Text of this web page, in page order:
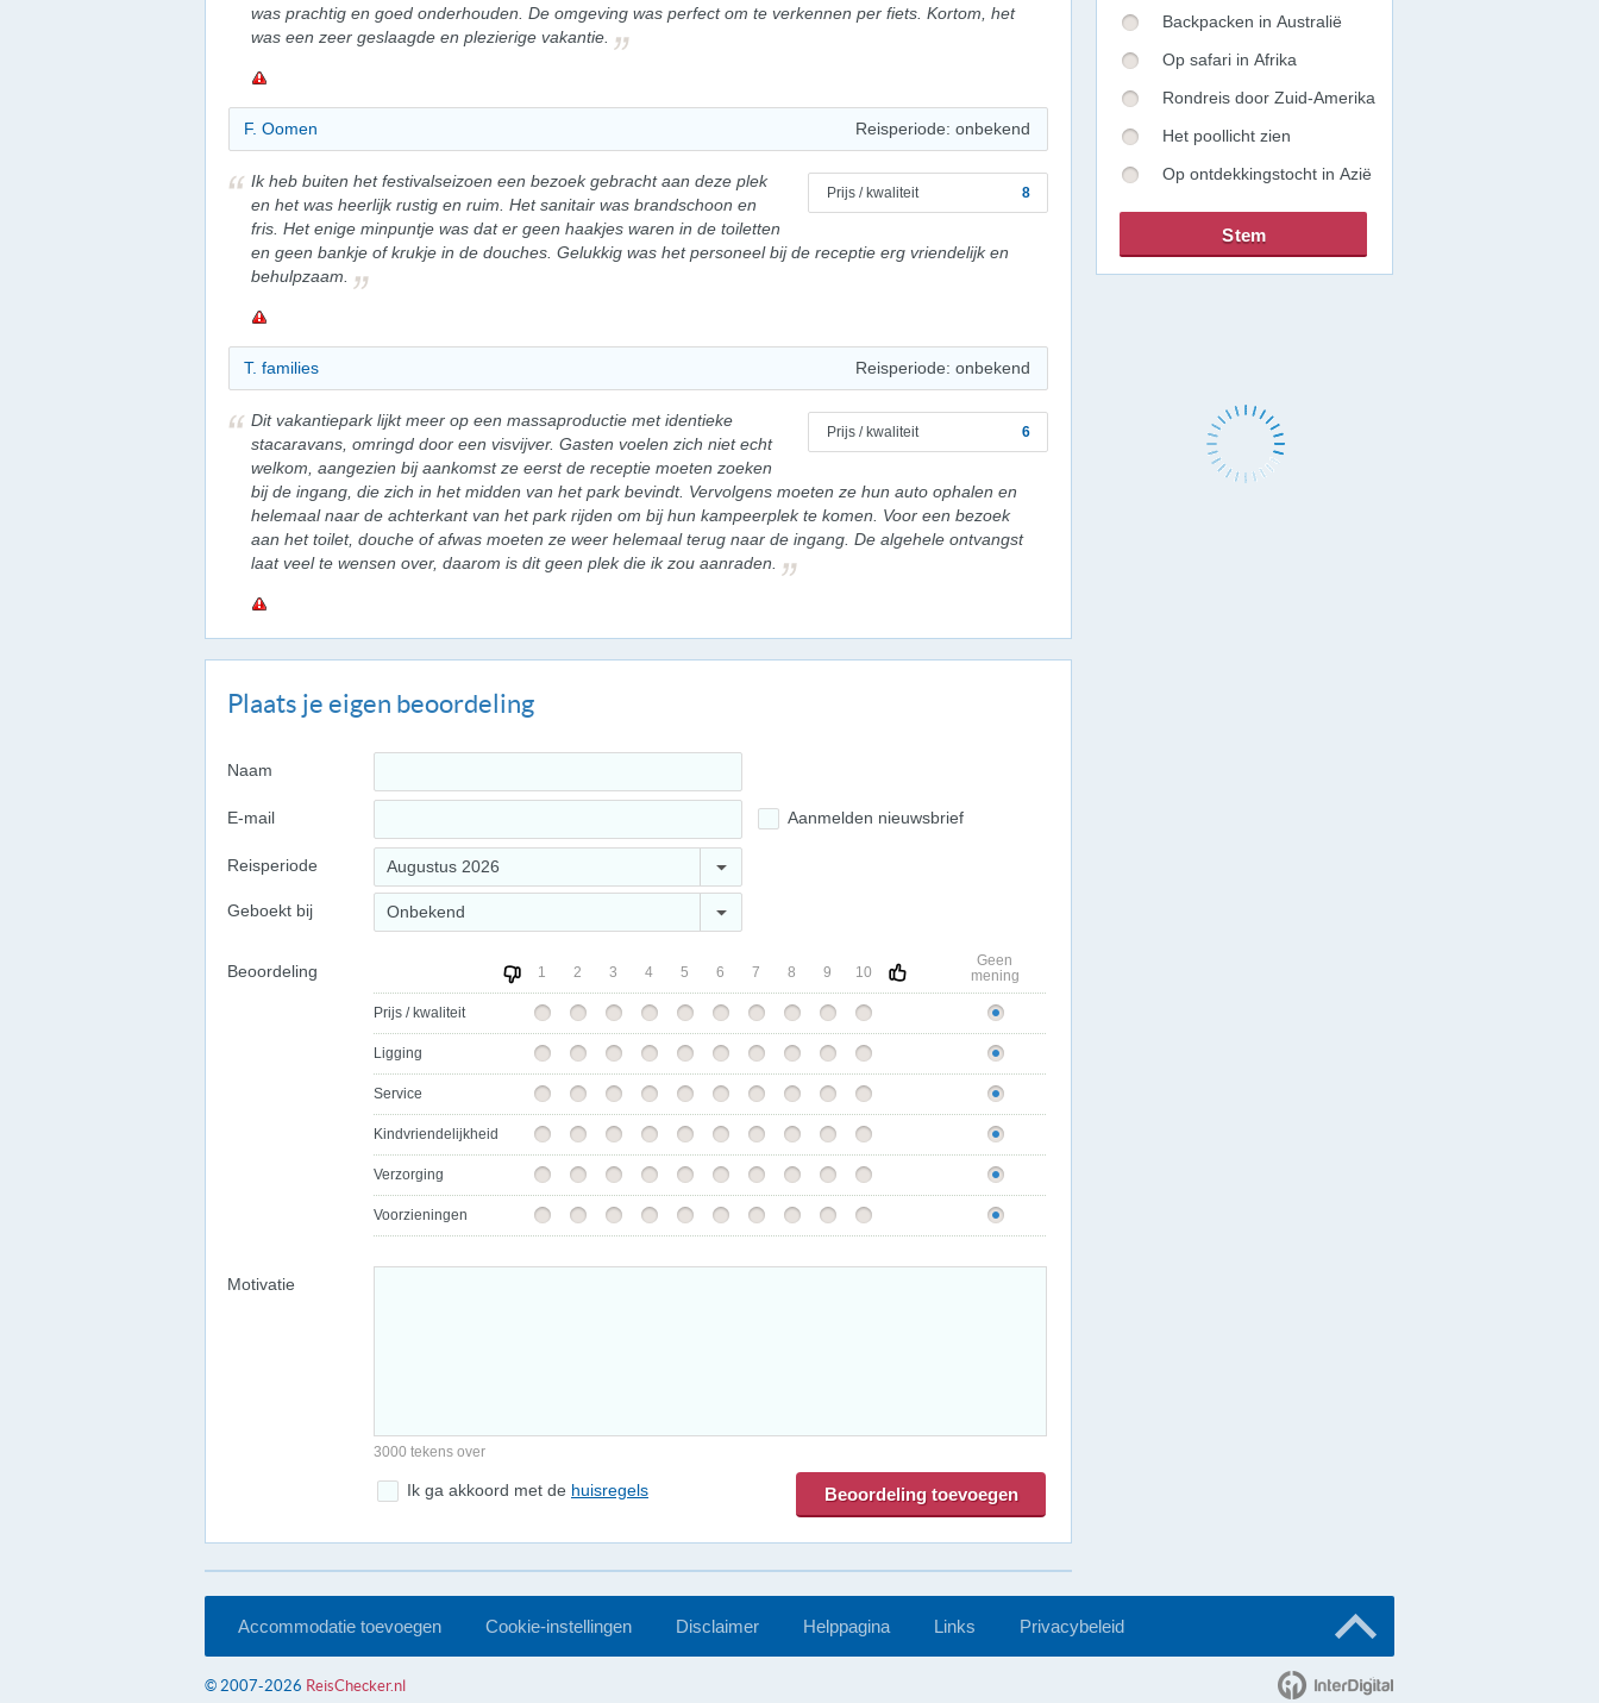
was prachtig en goed onderhouden. De omgeving was perfect om te verkennen per fiets. Kortom, het
was een zeer geslaagde en plezierige vakantie.
F. Oomen Reisperiode: onbekend
Prijs / kwaliteit 8
Ik heb buiten het festivalseizoen een bezoek gebracht aan deze plek
en het was heerlijk rustig en ruim. Het sanitair was brandschoon en
fris. Het enige minpuntje was dat er geen haakjes waren in de toiletten
en geen bankje of krukje in de douches. Gelukkig was het personeel bij de receptie erg vriendelijk en
behulpzaam.
T. families Reisperiode: onbekend
Prijs / kwaliteit 6
Dit vakantiepark lijkt meer op een massaproductie met identieke
stacaravans, omringd door een visvijver. Gasten voelen zich niet echt
welkom, aangezien bij aankomst ze eerst de receptie moeten zoeken
bij de ingang, die zich in het midden van het park bevindt. Vervolgens moeten ze hun auto ophalen en
helemaal naar de achterkant van het park rijden om bij hun kampeerplek te komen. Voor een bezoek
aan het toilet, douche of afwas moeten ze weer helemaal terug naar de ingang. De algehele ontvangst
laat veel te wensen over, daarom is dit geen plek die ik zou aanraden.
Plaats je eigen beoordeling
Naam
E-mail Aanmelden nieuwsbrief
Reisperiode Augustus 2026
Geboekt bij Onbekend
Beoordeling 1 2 3 4 5 6 7 8 9 10
Geen
mening
Prijs / kwaliteit
Ligging
Service
Kindvriendelijkheid
Verzorging
Voorzieningen
Motivatie
3000 tekens over
Ik ga akkoord met de huisregels
Backpacken in Australië
Op safari in Afrika
Rondreis door Zuid-Amerika
Het poollicht zien
Op ontdekkingstocht in Azië
Accommodatie toevoegen Cookie-instellingen Disclaimer Helppagina Links Privacybeleid
© 2007-2026 ReisChecker.nl